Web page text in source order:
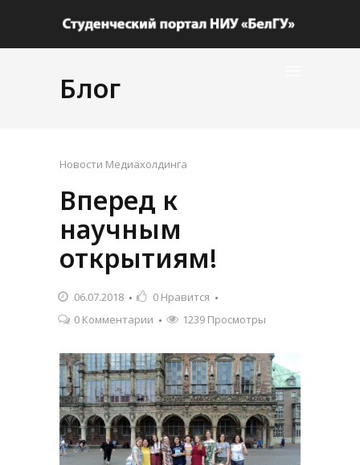
Блог
Новости Медиахолдинга
Вперед к
научным
открытиям!
06.07.2018 0 Нравится
0 Комментарии
1239 Просмотры